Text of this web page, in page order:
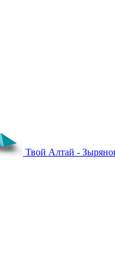
Твой Алтай -